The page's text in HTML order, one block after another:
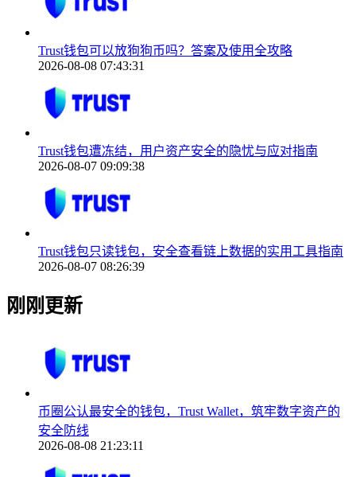
Trust钱包可以放狗狗币吗？答案及使用全攻略
2026-08-08 07:43:31
Trust钱包遭冻结，用户资产安全的隐忧与应对指南
2026-08-07 09:09:38
Trust钱包只读钱包，安全查看链上数据的实用工具指南
2026-08-07 08:26:39
刚刚更新
币圈公认最安全的钱包，Trust Wallet，筑牢数字资产的
安全防线
2026-08-08 21:23:11